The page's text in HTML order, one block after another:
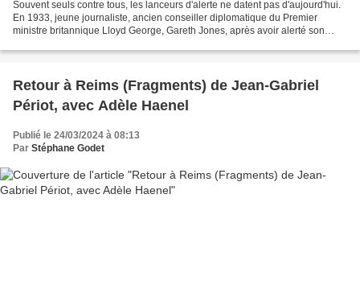
Souvent seuls contre tous, les lanceurs d'alerte ne datent pas d'aujourd'hui.
En 1933, jeune journaliste, ancien conseiller diplomatique du Premier
ministre britannique Lloyd George, Gareth Jones, après avoir alerté son
Retour à Reims (Fragments) de Jean-Gabriel
Périot, avec Adèle Haenel
Publié le 24/03/2024 à 08:13
Par Stéphane Godet